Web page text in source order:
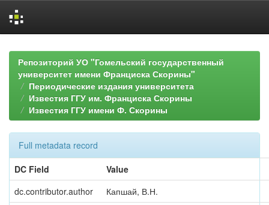
navigationРепозиторий УО "Гомельский государственный
университет имени Франциска Скорины"
Периодические издания университета
Известия ГГУ им. Франциска Скорины
Известия ГГУ имени Ф. Скорины
Full metadata record
DC Field
Value
dc.contributor.author
Капшай, В.Н.